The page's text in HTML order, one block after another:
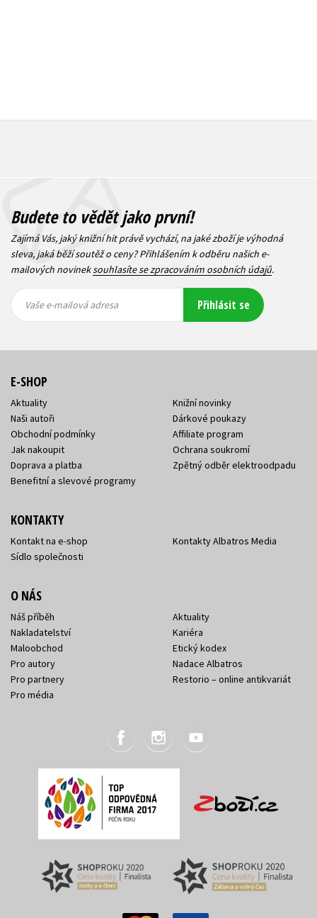
Budete to vědět jako první!
Zajímá Vás, jaký knižní hit právě vychází, na jaké zboží je výhodná
sleva, jaká běží soutěž o ceny? Přihlášením k odběru našich e-
mailových novineksouhlasíte se zpracováním osobních údajů.
mailová
mailová
Vaše e-mailová adresa Přihlásit se
E-SHOP
Aktuality
Naši autoři
Obchodní podmínky
Jak nakoupit
Doprava a platba
Benefitní a slevové programy
Knižní novinky
Dárkové poukazy
Affiliate program
Ochrana soukromí
Zpětný odběr elektroodpadu
KONTAKTY
Kontakt na e-shop
Sídlo společnosti
Kontakty Albatros Media
O NÁS
Náš příběh
Nakladatelství
Maloobchod
Pro autory
Pro partnery
Pro média
Aktuality
Kariéra
Etický kodex
Nadace Albatros
Restorio – online antikvariát